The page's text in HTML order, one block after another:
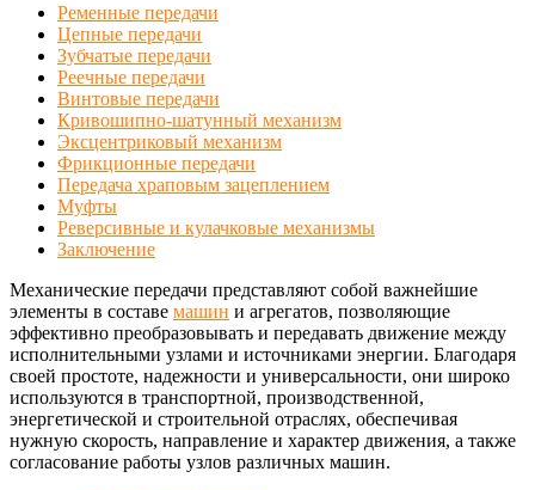
Ременные передачи
Цепные передачи
Зубчатые передачи
Реечные передачи
Винтовые передачи
Кривошипно-шатунный механизм
Эксцентриковый механизм
Фрикционные передачи
Передача храповым зацеплением
Муфты
Реверсивные и кулачковые механизмы
Заключение
Механические передачи представляют собой важнейшие
элементы в составе машин и агрегатов, позволяющие
эффективно преобразовывать и передавать движение между
исполнительными узлами и источниками энергии. Благодаря
своей простоте, надежности и универсальности, они широко
используются в транспортной, производственной,
энергетической и строительной отраслях, обеспечивая
нужную скорость, направление и характер движения, а также
согласование работы узлов различных машин.